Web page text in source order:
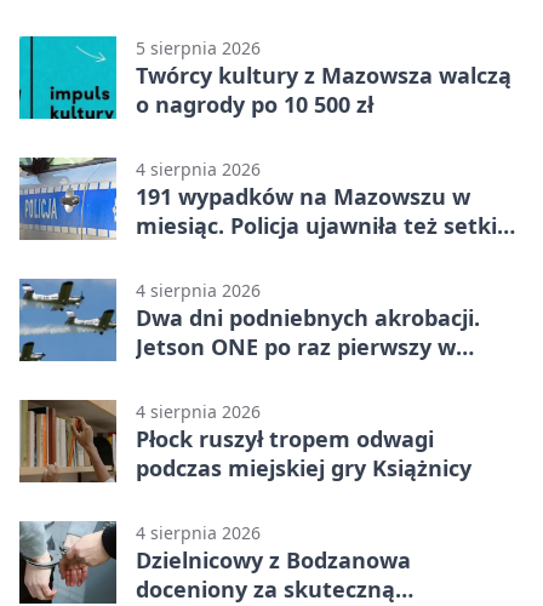
5 sierpnia 2026
Twórcy kultury z Mazowsza walczą
o nagrody po 10 500 zł
4 sierpnia 2026
191 wypadków na Mazowszu w
miesiąc. Policja ujawniła też setki
4 sierpnia 2026
Dwa dni podniebnych akrobacji.
Jetson ONE po raz pierwszy w
4 sierpnia 2026
Płock ruszył tropem odwagi
podczas miejskiej gry Książnicy
4 sierpnia 2026
Dzielnicowy z Bodzanowa
doceniony za skuteczną